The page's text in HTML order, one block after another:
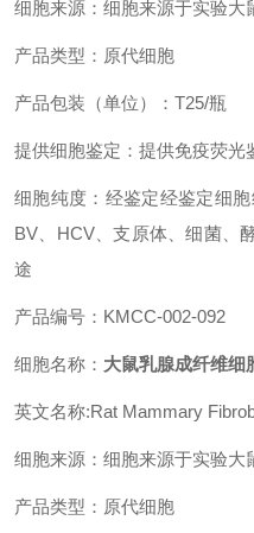
细胞来源：细胞来源于实验大
产品类型：原代细胞
产品包装（单位）：T25/瓶
提供细胞鉴定：提供免疫荧光
细胞纯度：经鉴定经鉴定细
BV、HCV、支原体、细菌、
途
产品编号：KMCC-002-092
细胞名称： 大鼠乳腺成纤维细
英文名称:Rat Mammary
细胞来源：细胞来源于实验大
产品类型：原代细胞